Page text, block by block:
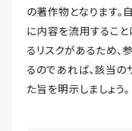
の著作物となります。
に内容を流用するこ
るリスクがあるため、
るのであれば、該当の
た旨を明示しましょう。